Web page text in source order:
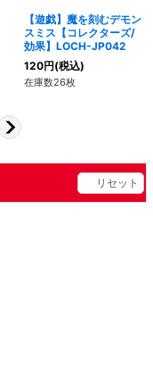
【遊戯】魔を刻むデモン
スミス【コレクターズ/
効果】LOCH-JP042
120円(税込)
在庫数26枚
リセット